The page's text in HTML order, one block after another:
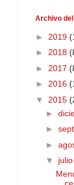
Archivo
► 2019
► 2018
► 2017
► 2016
▼ 2015
►
►
►
▼ julio